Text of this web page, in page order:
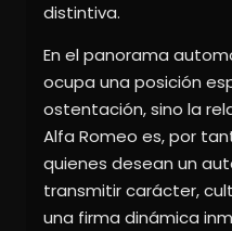
distintiva.
En el panorama
ocupa una posición
ostentación, sino la
Alfa Romeo es, por
quienes desean un
transmitir carácter,
una firma dinámica